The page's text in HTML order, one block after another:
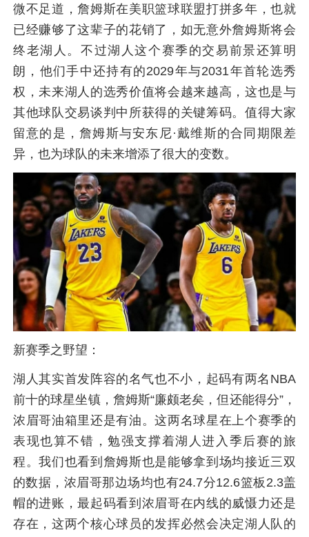
微不足道，詹姆斯在美职篮球联盟打拼多年，也就
已经赚够了这辈子的花销了，如无意外詹姆斯将会
终老湖人。不过湖人这个赛季的交易前景还算明
朗，他们手中还持有的2029年与2031年首轮选秀
权，未来湖人的选秀价值将会越来越高，这也是与
其他球队交易谈判中所获得的关键筹码。值得大家
留意的是，詹姆斯与安东尼·戴维斯的合同期限差
异，也为球队的未来增添了很大的变数。
新赛季之野望：
湖人其实首发阵容的名气也不小，起码有两名NBA
前十的球星坐镇，詹姆斯“廉颇老矣，但还能得分”，
浓眉哥油箱里还是有油。这两名球星在上个赛季的
表现也算不错，勉强支撑着湖人进入季后赛的旅
程。我们也看到詹姆斯也是能够拿到场均接近三双
的数据，浓眉哥那边场均也有24.7分12.6篮板2.3盖
帽的进账，最起码看到浓眉哥在内线的威慑力还是
存在，这两个核心球员的发挥必然会决定湖人队的